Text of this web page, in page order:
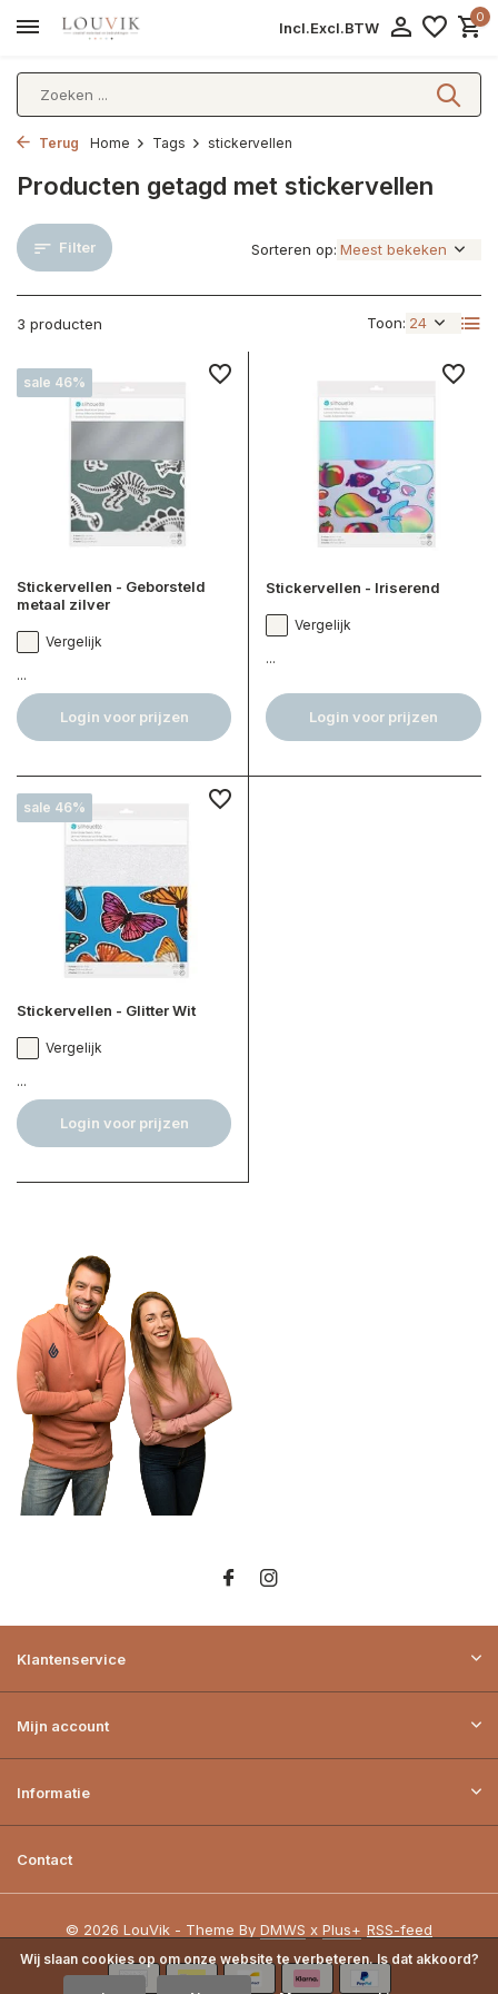
Incl.Excl.BTW
0
Terug Home Tags stickervellen
Producten getagd met stickervellen
Filter
3 producten Toon:
Sorteren op:
sale 46%
Stickervellen - Geborsteld
metaal zilver
Vergelijk
...
Login voor prijzen
Stickervellen - Iriserend
Vergelijk
...
Login voor prijzen
sale 46%
Stickervellen - Glitter Wit
Vergelijk
...
Login voor prijzen
Klantenservice
Mijn account
Informatie
Contact
© 2026 LouVik - Theme By DMWS x Plus+ RSS-feed
Wij slaan cookies op om onze website te verbeteren. Is dat akkoord?